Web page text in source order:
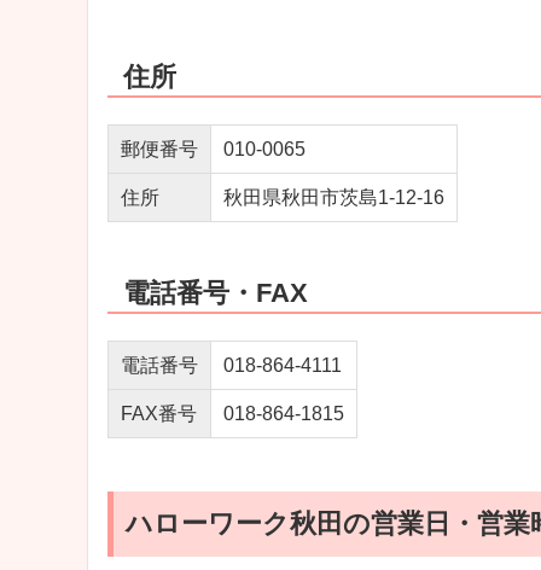
住所
郵便番号 010‐0065
住所 秋田県秋田市茨島1‐12‐16
電話番号・FAX
電話番号 018-864-4111
FAX番号 018-864-1815
ハローワーク秋田の営業日・営業